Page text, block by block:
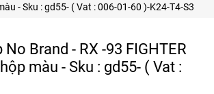
- Sku : gd55- ( Vat : 006-01-60 )-K24-T4-S3
Brand - RX -93 FIGHTER
màu - Sku : gd55- ( Vat :